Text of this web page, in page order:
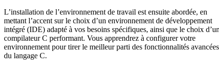
L’installation de l’environnement de travail est ensuite abordée, en
mettant l’accent sur le choix d’un environnement de développement
intégré (IDE) adapté à vos besoins spécifiques, ainsi que le choix
compilateur C performant. Vous apprendrez à configurer votre
environnement pour tirer le meilleur parti des fonctionnalités avancées
du langage C.